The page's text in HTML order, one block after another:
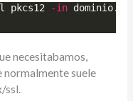
pkcs12 -in dominio.
necesitabamos,
normalmente suele
ssl.